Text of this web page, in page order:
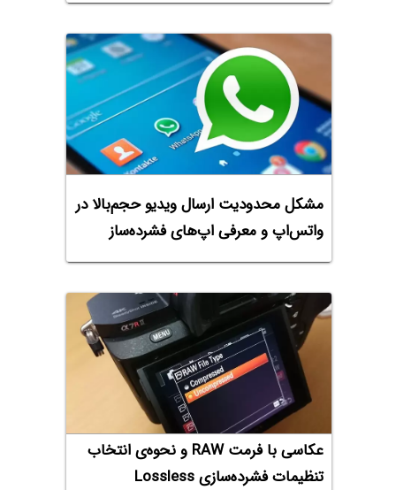
مشکل محدودیت ارسال ویدیو حجم‌بالا در
واتس‌اپ و معرفی اپ‌های فشرده‌ساز
عکاسی با فرمت RAW و نحوه‌ی انتخاب
تنظیمات فشرده‌سازی Lossless